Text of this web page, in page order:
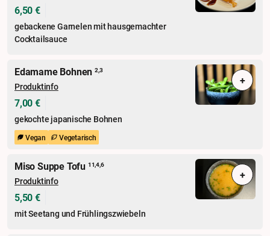
6,50 €
gebackene Garnelen mit hausgemachter
Cocktailsauce
Edamame Bohnen 2,3
Produktinfo
7,00 €
gekochte japanische Bohnen
Vegan Vegetarisch
+
Miso Suppe Tofu 11,4,6
Produktinfo
5,50 €
mit Seetang und Frühlingszwiebeln
+